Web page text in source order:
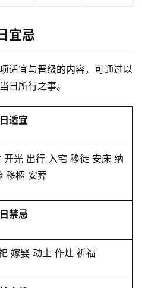
宜忌
适宜与晋级的内容，可通过以
日所行之事。
适宜
光 出行 入宅 移徙 安床 纳
移柩 安葬
禁忌
嫁娶 动土 作灶 祈福